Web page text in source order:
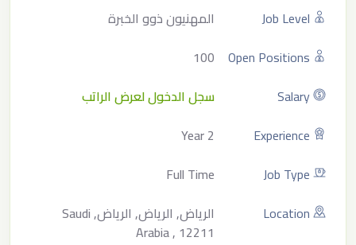
Job Level
المهنيون ذوو الخبرة
Open Positions
100
Salary
سجل الدخول لعرض الراتب
Experience
2 Year
Job Type
Full Time
Location
الرياض, الرياض, الرياض, Saudi
Arabia , 12211